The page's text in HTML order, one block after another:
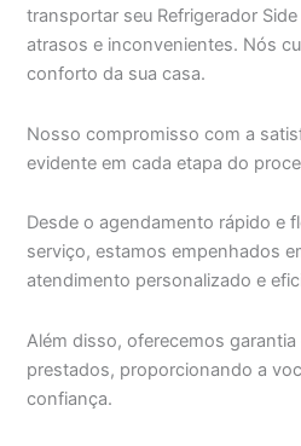
transportar seu Refrigerador
atrasos e inconvenientes. Nós
conforto da sua casa.
Nosso compromisso com a
evidente em cada etapa do
Desde o agendamento rápido e
serviço, estamos empenhados
atendimento personalizado e
Além disso, oferecemos
prestados, proporcionando a
confiança.